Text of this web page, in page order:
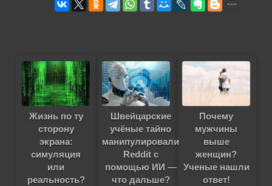
Жизнь по ту
сторону
экрана:
симуляция
или
реальность?
Швейцарские
учёные тайно
манипулировали
Reddit с
помощью ИИ —
что дальше?
Почему
мужчины
выше
женщин?
Ученые нашли
ответ!